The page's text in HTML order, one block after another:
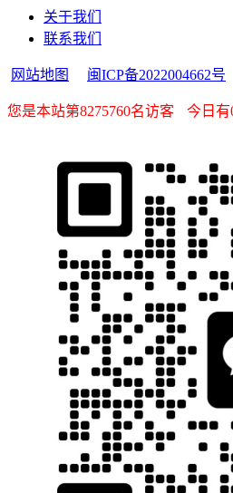
关于我们
联系我们
网站地图 闽ICP备2022004662号
您是本站第8275760名访客 今日